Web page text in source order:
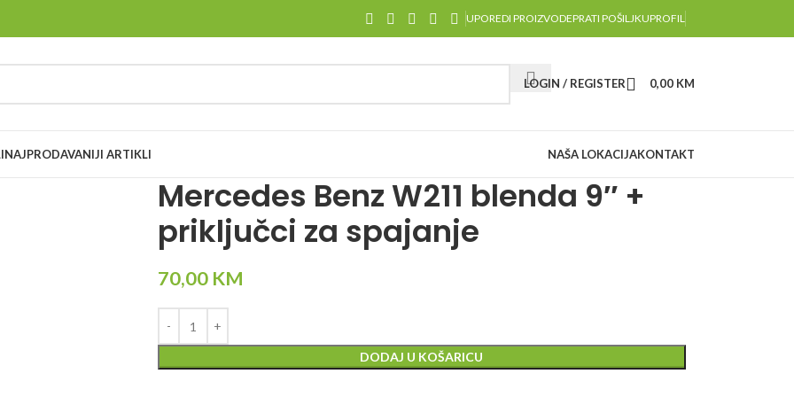
UPOREDI PROIZVODEPRATI POŠILJKUPROFIL
LOGIN / REGISTER 0,00 KM
NAJPRODAVANIJI ARTIKLI NAŠA LOKACIJAKONTAKT
Mercedes Benz W211 blenda 9″ +
priključci za spajanje
70,00 KM
DODAJ U KOŠARICU